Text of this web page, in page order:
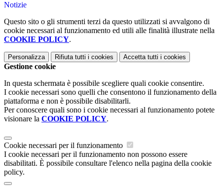
Notizie
Questo sito o gli strumenti terzi da questo utilizzati si avvalgono di
cookie necessari al funzionamento ed utili alle finalità illustrate nella
COOKIE POLICY.
Personalizza Rifiuta tutti i cookies Accetta tutti i cookies
Gestione cookie
In questa schermata è possibile scegliere quali cookie consentire.
I cookie necessari sono quelli che consentono il funzionamento della
piattaforma e non è possibile disabilitarli.
Per conoscere quali sono i cookie necessari al funzionamento potete
visionare la COOKIE POLICY.
Cookie necessari per il funzionamento
I cookie necessari per il funzionamento non possono essere
disabilitati. È possibile consultare l'elenco nella pagina della cookie
policy.